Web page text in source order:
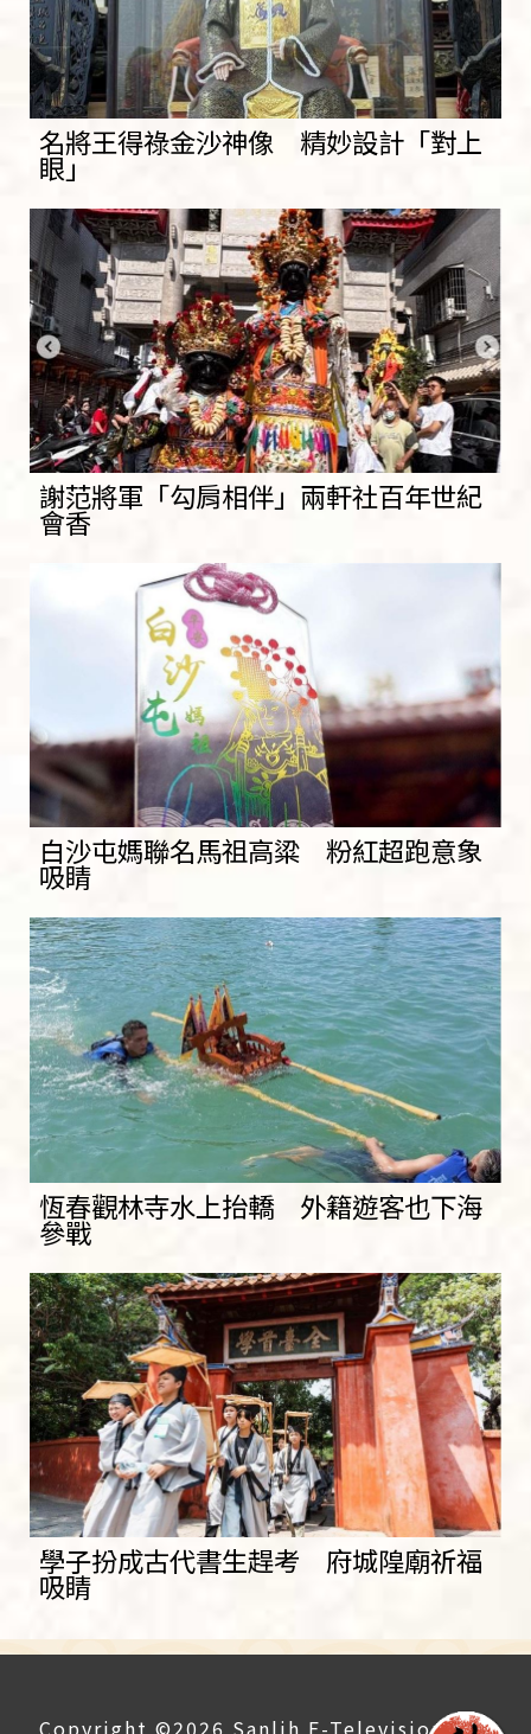
名將王得祿金沙神像 精妙設計「對上
眼」
謝范將軍「勾肩相伴」兩軒社百年世紀
會香
白沙屯媽聯名馬祖高粱 粉紅超跑意象
吸睛
恆春觀林寺水上抬轎 外籍遊客也下海
參戰
學子扮成古代書生趕考 府城隍廟祈福
吸睛